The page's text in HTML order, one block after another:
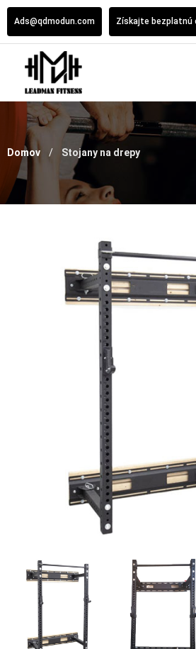
Ads@qdmodun.com Získajte bezplatnú
Domov Stojany na drepy